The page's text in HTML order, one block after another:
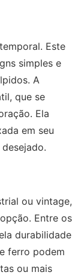
Este
simples e
A
que se
Ela
em seu
ou vintage,
Entre os
durabilidade
ferro podem
ou mais